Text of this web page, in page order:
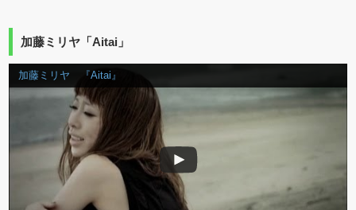
加藤ミリヤ「Aitai」
加藤ミリヤ 『Aitai』